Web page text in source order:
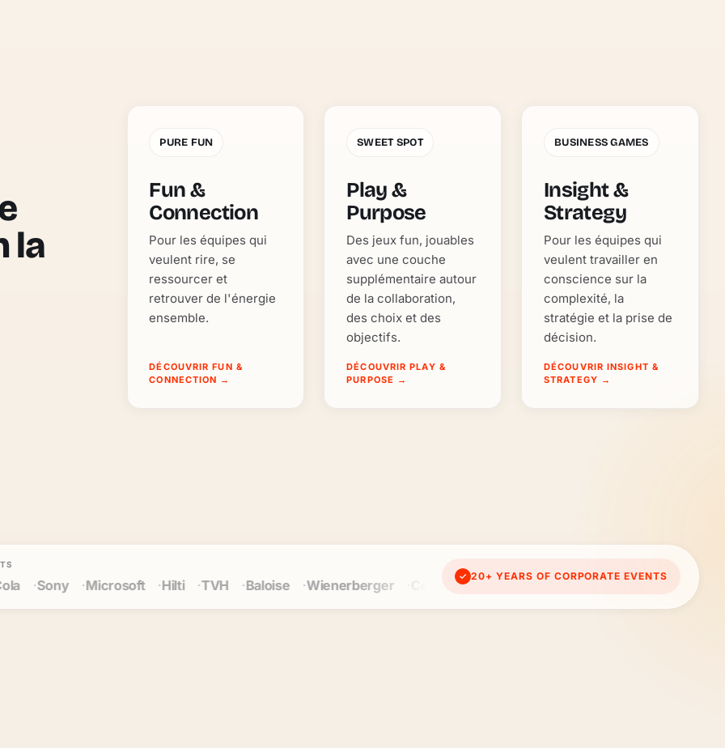
la
PURE FUN
Fun &
Connection
Pour les équipes qui
veulent rire, se
ressourcer et
retrouver de l'énergie
ensemble.
DÉCOUVRIR FUN &
CONNECTION →
SWEET SPOT
Play &
Purpose
Des jeux fun, jouables
avec une couche
supplémentaire autour
de la collaboration,
des choix et des
objectifs.
DÉCOUVRIR PLAY &
PURPOSE →
BUSINESS GAMES
Insight &
Strategy
Pour les équipes qui
veulent travailler en
conscience sur la
complexité, la
stratégie et la prise de
décision.
DÉCOUVRIR INSIGHT &
STRATEGY →
Hilti TVH Baloise Wienerberger Cegeka Maersk Umicore Elia Proximus Deloitte
✓ 20+ YEARS OF CORPORATE EVENTS